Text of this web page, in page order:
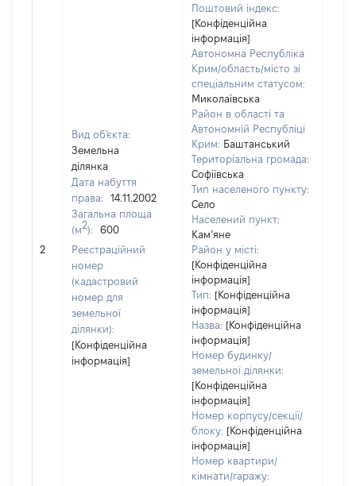
2
Вид об'єкта:
Земельна
ділянка
Дата набуття
права:
14.11.2002
Загальна площа
(м2):
600
Реєстраційний
номер
(кадастровий
номер для
земельної
ділянки):
[Конфіденційна
інформація]
Поштовий індекс:
[Конфіденційна
інформація]
Автономна Республіка
Крим/область/місто зі
спеціальним статусом:
Миколаївська
Район в області та
Автономній Республіці
Крим: Баштанський
Територіальна громада:
Софіївська
Тип населеного пункту:
Село
Населений пункт:
Кам’яне
Район у місті:
[Конфіденційна
інформація]
Тип: [Конфіденційна
інформація]
Назва: [Конфіденційна
інформація]
Номер будинку/
земельної ділянки:
[Конфіденційна
інформація]
Номер корпусу/секції/
блоку: [Конфіденційна
інформація]
Номер квартири/
кімнати/гаражу: